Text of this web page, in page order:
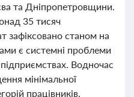
та Дніпропетровщини.
35 тисяч
зафіксовано станом на
є системні проблеми
Водночас
мінімальної
працівників,